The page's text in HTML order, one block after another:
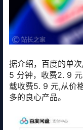
据介绍，百度的单
5 分钟，收费2. 9
载收费5. 9 元,从价
多的良心产品。